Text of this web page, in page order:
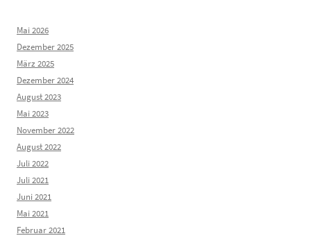
Mai 2026
Dezember 2025
März 2025
Dezember 2024
August 2023
Mai 2023
November 2022
August 2022
Juli 2022
Juli 2021
Juni 2021
Mai 2021
Februar 2021